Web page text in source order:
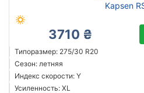
Kapsen
3710 ₴
Типоразмер: 275/30 R20
Сезон: летняя
Индекс скорости: Y
Усиленность: XL